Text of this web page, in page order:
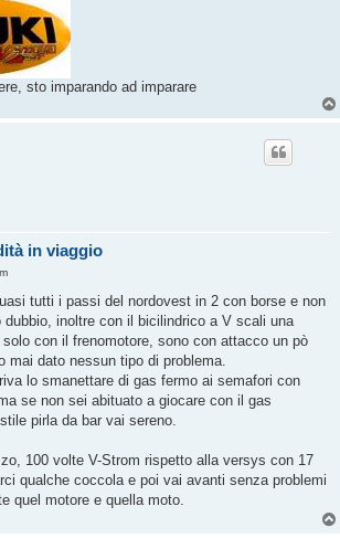
sto imparando ad imparare
in viaggio
tutti i passi del nordovest in 2 con borse e non
dubbio, inoltre con il bicilindrico a V scali una
con il frenomotore, sono con attacco un pò
mai dato nessun tipo di problema.
lo smanettare di gas fermo ai semafori con
se non sei abituato a giocare con il gas
pirla da bar vai sereno.
100 volte V-Strom rispetto alla versys con 17
qualche coccola e poi vai avanti senza problemi
quel motore e quella moto.